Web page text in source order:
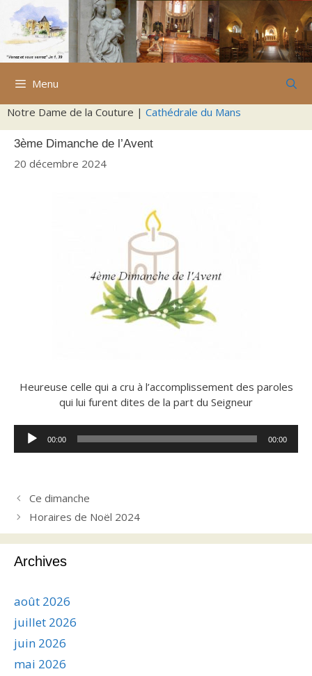
Aller
contenu
Menu
Notre Dame de la Couture | Cathédrale du Mans
3ème Dimanche de l’Avent
20 décembre 2024
Heureuse celle qui a cru à l’accomplissement des paroles
qui lui furent dites de la part du Seigneur
Lecteur
audio
00:00 00:00
Ce dimanche
Horaires de Noël 2024
Archives
août 2026
juillet 2026
juin 2026
mai 2026